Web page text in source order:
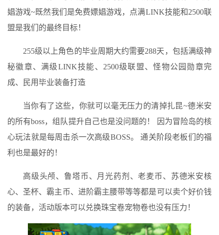
娼游戏~既然我们是免费嫖娼游戏，点满LINK技能和2500联
盟是我们的最终目标！
255级以上角色的毕业周期大约需要288天，包括满级神
秘徽章、满级LINK技能、2500级联盟、怪物公园勋章完
成、民用毕业装备打造
当你有了这些，你就可以毫无压力的清掉扎昆~德米安
的所有boss，组队提升自己也是没问题的！ 因为冒险岛的核
心玩法就是每周击杀一次高级BOSS。 通关阶段老板们的福
利也是最好的！
高级头颅、鲁塔币、月光药剂、老麦币、苏德米安核
心、圣杯、霸主币、进阶霸主腰带等等都是可以卖个好价钱
的装备，活动版本可以兑换珠宝卷宠物卷也没有压力！